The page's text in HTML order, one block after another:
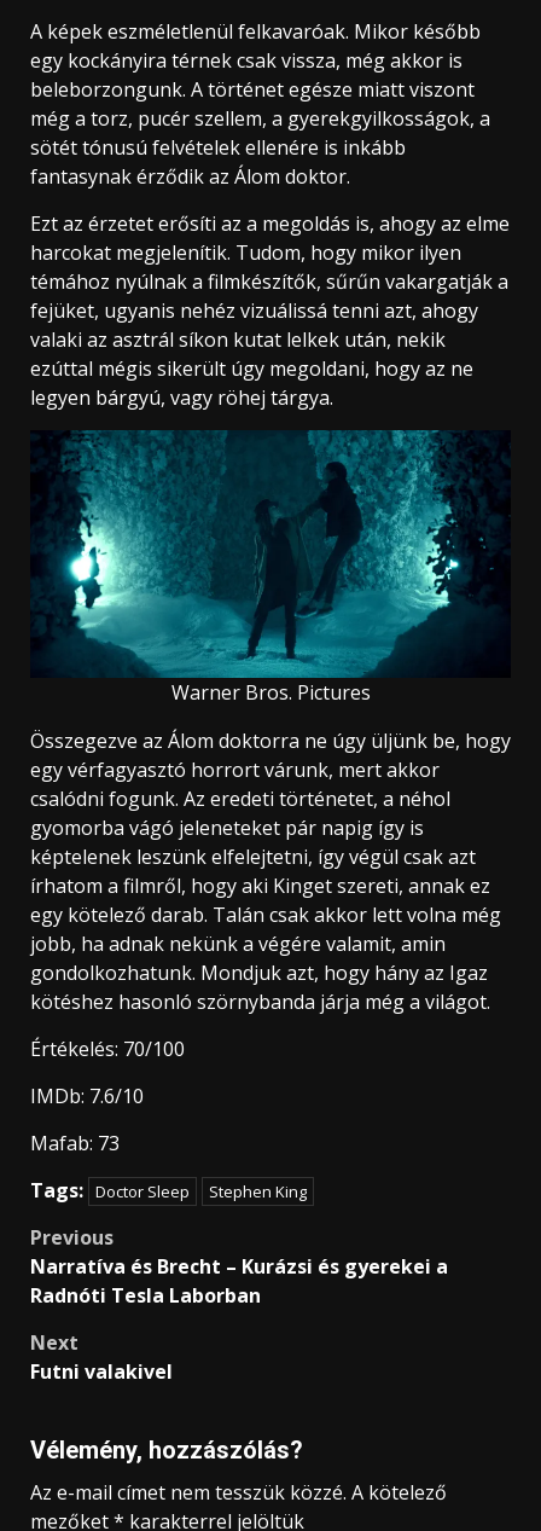
A képek eszméletlenül felkavaróak. Mikor később
egy kockányira térnek csak vissza, még akkor is
beleborzongunk. A történet egésze miatt viszont
még a torz, pucér szellem, a gyerekgyilkosságok, a
sötét tónusú felvételek ellenére is inkább
fantasynak érződik az Álom doktor.
Ezt az érzetet erősíti az a megoldás is, ahogy az elme
harcokat megjelenítik. Tudom, hogy mikor ilyen
témához nyúlnak a filmkészítők, sűrűn vakargatják a
fejüket, ugyanis nehéz vizuálissá tenni azt, ahogy
valaki az asztrál síkon kutat lelkek után, nekik
ezúttal mégis sikerült úgy megoldani, hogy az ne
legyen bárgyú, vagy röhej tárgya.
Warner Bros. Pictures
Összegezve az Álom doktorra ne úgy üljünk be, hogy
egy vérfagyasztó horrort várunk, mert akkor
csalódni fogunk. Az eredeti történetet, a néhol
gyomorba vágó jeleneteket pár napig így is
képtelenek leszünk elfelejtetni, így végül csak azt
írhatom a filmről, hogy aki Kinget szereti, annak ez
egy kötelező darab. Talán csak akkor lett volna még
jobb, ha adnak nekünk a végére valamit, amin
gondolkozhatunk. Mondjuk azt, hogy hány az Igaz
kötéshez hasonló szörnybanda járja még a világot.
Értékelés: 70/100
IMDb: 7.6/10
Mafab: 73
Tags: Doctor Sleep Stephen King
Post
navigation
Previous
Narratíva és Brecht – Kurázsi és gyerekei a
Radnóti Tesla Laborban
Next
Futni valakivel
Vélemény, hozzászólás?
Az e-mail címet nem tesszük közzé. A kötelező
mezőket* karakterrel jelöltük